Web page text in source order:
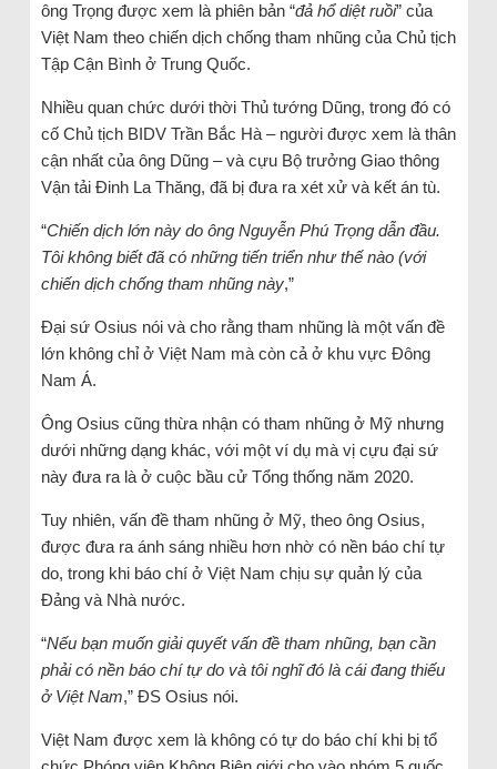
ông Trọng được xem là phiên bản “đả hổ diệt ruồi” của
Việt Nam theo chiến dịch chống tham nhũng của Chủ tịch
Tập Cận Bình ở Trung Quốc.
Nhiều quan chức dưới thời Thủ tướng Dũng, trong đó có
cố Chủ tịch BIDV Trần Bắc Hà – người được xem là thân
cận nhất của ông Dũng – và cựu Bộ trưởng Giao thông
Vận tải Đinh La Thăng, đã bị đưa ra xét xử và kết án tù.
“Chiến dịch lớn này do ông Nguyễn Phú Trọng dẫn đầu.
Tôi không biết đã có những tiến triển như thế nào (với
chiến dịch chống tham nhũng này,”
Đại sứ Osius nói và cho rằng tham nhũng là một vấn đề
lớn không chỉ ở Việt Nam mà còn cả ở khu vực Đông
Nam Á.
Ông Osius cũng thừa nhận có tham nhũng ở Mỹ nhưng
dưới những dạng khác, với một ví dụ mà vị cựu đại sứ
này đưa ra là ở cuộc bầu cử Tổng thống năm 2020.
Tuy nhiên, vấn đề tham nhũng ở Mỹ, theo ông Osius,
được đưa ra ánh sáng nhiều hơn nhờ có nền báo chí tự
do, trong khi báo chí ở Việt Nam chịu sự quản lý của
Đảng và Nhà nước.
“Nếu bạn muốn giải quyết vấn đề tham nhũng, bạn cần
phải có nền báo chí tự do và tôi nghĩ đó là cái đang thiếu
ở Việt Nam,” ĐS Osius nói.
Việt Nam được xem là không có tự do báo chí khi bị tổ